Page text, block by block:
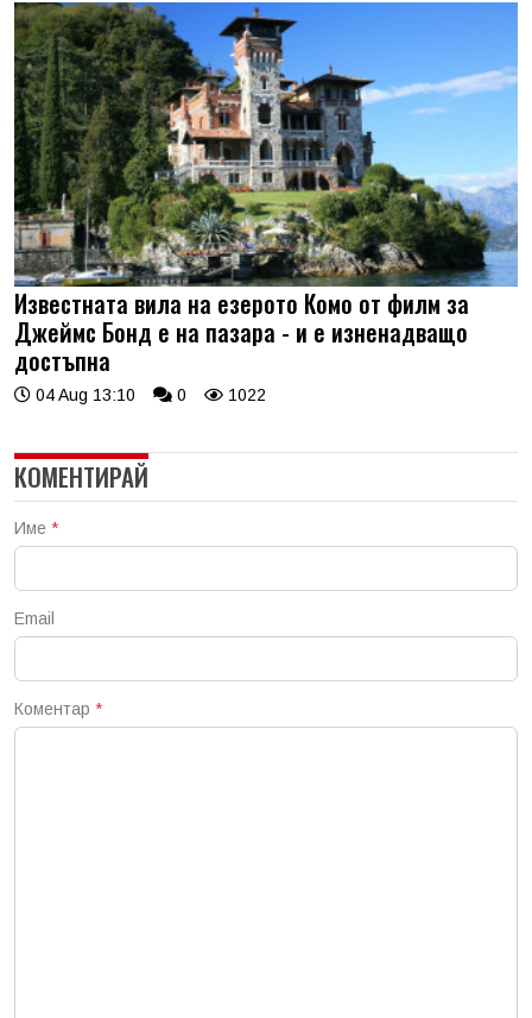
Известната вила на езерото Комо от филм за
Джеймс Бонд е на пазара - и е изненадващо
достъпна
04 Aug 13:10 0 1022
КОМЕНТИРАЙ
Име *
Email
Коментар *